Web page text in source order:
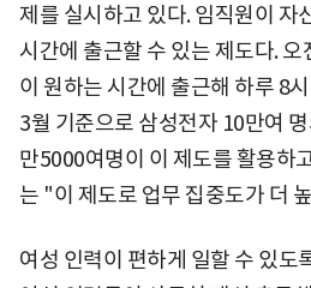
제를 실시하고 있다. 임직원이 자
시간에 출근할 수 있는 제도다.
이 원하는 시간에 출근해 하루 8
3월 기준으로 삼성전자 10만여
만5000여명이 이 제도를 활용하
는 "이 제도로 업무 집중도가 더
여성 인력이 편하게 일할 수 있도